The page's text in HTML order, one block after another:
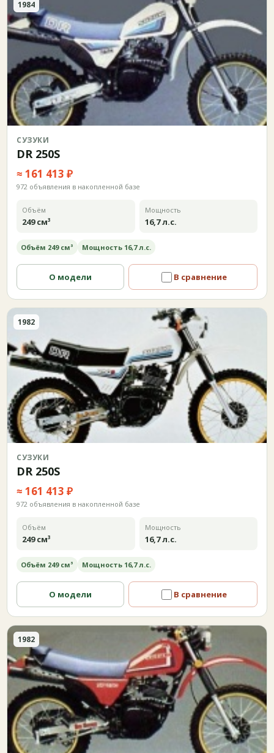
1984
СУЗУКИ
DR 250S
≈ 161 413 ₽
972 объявления в накопленной базе
Объём
249 см³
Мощность
16,7 л.с.
Объём 249 см³ Мощность 16,7 л.с.
О модели В сравнение
1982
СУЗУКИ
DR 250S
≈ 161 413 ₽
972 объявления в накопленной базе
Объём
249 см³
Мощность
16,7 л.с.
Объём 249 см³ Мощность 16,7 л.с.
О модели В сравнение
1982